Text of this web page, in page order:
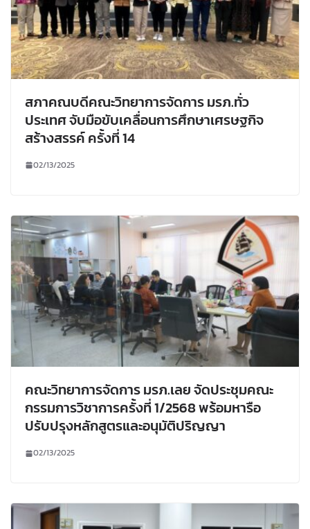
สภาคณบดีคณะวิทยาการจัดการ มรภ.ทั่ว
ประเทศ จับมือขับเคลื่อนการศึกษาเศรษฐกิจ
สร้างสรรค์ ครั้งที่ 14
02/13/2025
คณะวิทยาการจัดการ มรภ.เลย จัดประชุมคณะ
กรรมการวิชาการครั้งที่ 1/2568 พร้อมหารือ
ปรับปรุงหลักสูตรและอนุมัติปริญญา
02/13/2025